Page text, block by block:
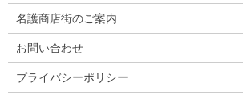
名護商店街のご案内
お問い合わせ
プライバシーポリシー